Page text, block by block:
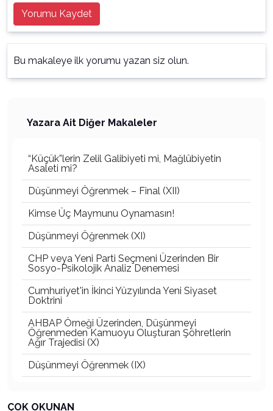
Yorumu Kaydet
Bu makaleye ilk yorumu yazan siz olun.
Yazara Ait Diğer Makaleler
“Küçük”lerin Zelil Galibiyeti mi, Mağlûbiyetin
Asaleti mi?
Düşünmeyi Öğrenmek – Final (XII)
Kimse Üç Maymunu Oynamasın!
Düşünmeyi Öğrenmek (XI)
CHP veya Yeni Parti Seçmeni Üzerinden Bir
Sosyo-Psikolojik Analiz Denemesi
Cumhuriyet'in İkinci Yüzyılında Yeni Siyaset
Doktrini
AHBAP Örneği Üzerinden, Düşünmeyi
Öğrenmeden Kamuoyu Oluşturan Şöhretlerin
Ağır Trajedisi (X)
Düşünmeyi Öğrenmek (IX)
ÇOK OKUNAN